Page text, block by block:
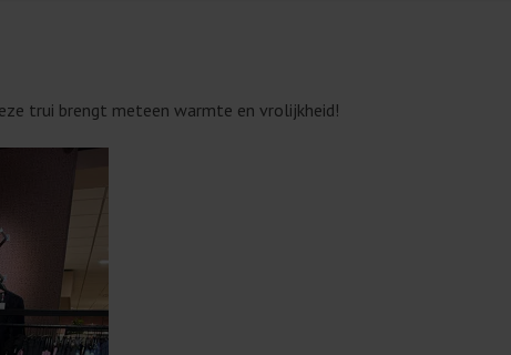
trui brengt meteen warmte en vrolijkheid!